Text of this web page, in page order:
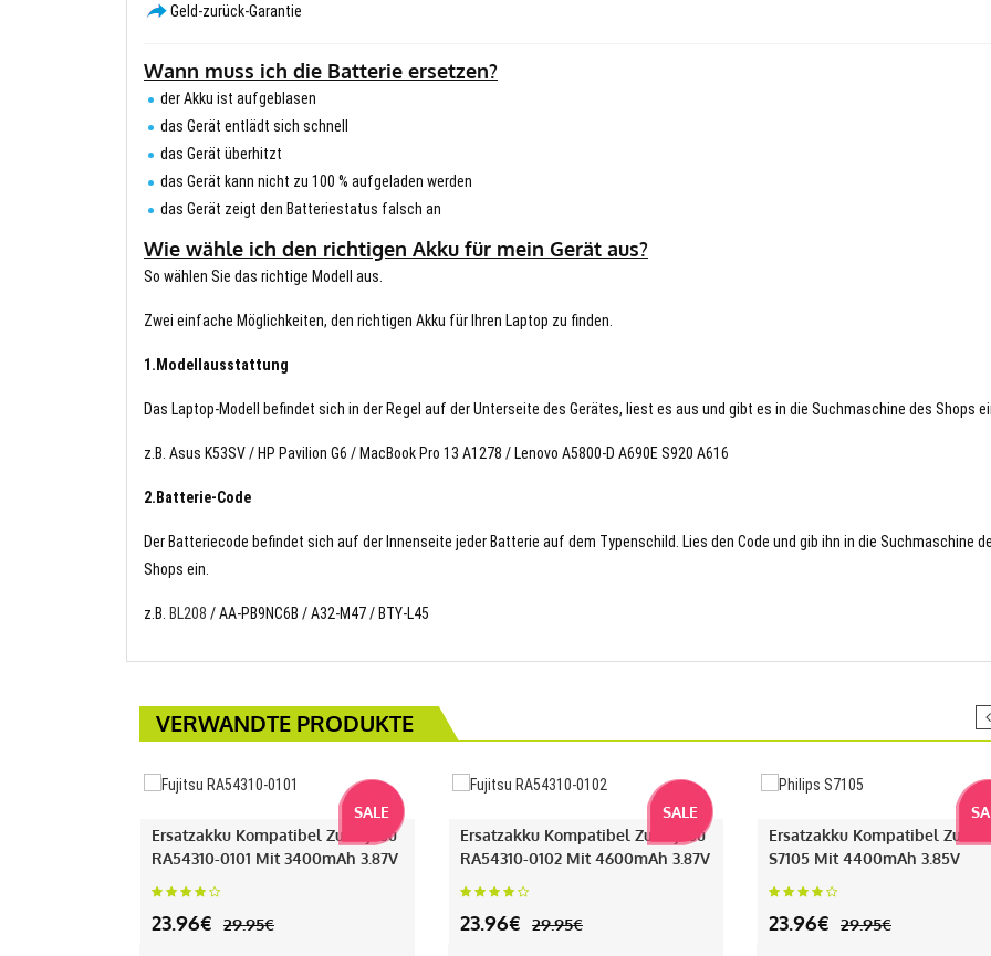
Geld-zurück-Garantie
Wann muss ich die Batterie ersetzen?
der Akku ist aufgeblasen
das Gerät entlädt sich schnell
das Gerät überhitzt
das Gerät kann nicht zu 100 % aufgeladen werden
das Gerät zeigt den Batteriestatus falsch an
Wie wähle ich den richtigen Akku für mein Gerät aus?
So wählen Sie das richtige Modell aus.
Zwei einfache Möglichkeiten, den richtigen Akku für Ihren Laptop zu finden.
1.Modellausstattung
Das Laptop-Modell befindet sich in der Regel auf der Unterseite des Gerätes, liest es aus und gibt es in die Suchmaschine des Shops
z.B. Asus K53SV / HP Pavilion G6 / MacBook Pro 13 A1278 / Lenovo A5800-D A690E S920 A616
2.Batterie-Code
Der Batteriecode befindet sich auf der Innenseite jeder Batterie auf dem Typenschild. Lies den Code und gib ihn in die Suchmaschine
Shops ein.
z.B. BL208 / AA-PB9NC6B / A32-M47 / BTY-L45
VERWANDTE PRODUKTE
SALE
Ersatzakku Kompatibel Zu Fujitsu
RA54310-0101 Mit 3400mAh 3.87V
23.96€ 29.95€
SALE
Ersatzakku Kompatibel Zu Fujitsu
RA54310-0102 Mit 4600mAh 3.87V
23.96€ 29.95€
Ersatzakku Kompatibel Zu
S7105 Mit 4400mAh 3.85V
23.96€ 29.95€